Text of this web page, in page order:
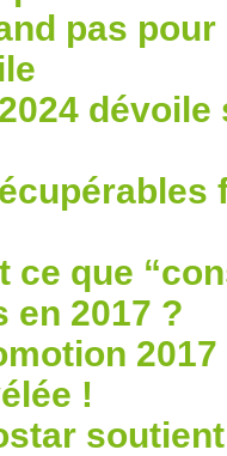
pas
ce que
en 2017 ?
!